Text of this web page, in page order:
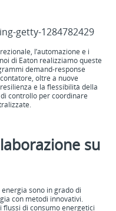
l’automazione e i
di Eaton realizziamo queste
demand-response
oltre a nuove
e la flessibilità della
controllo per coordinare
su
sono in grado di
con metodi innovativi.
di consumo energetici